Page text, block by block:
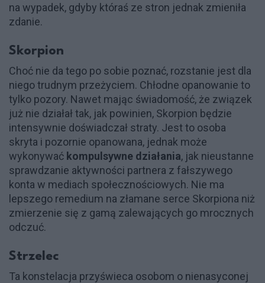
na wypadek, gdyby któraś ze stron jednak zmieniła
zdanie.
Skorpion
Choć nie da tego po sobie poznać, rozstanie jest dla
niego trudnym przeżyciem. Chłodne opanowanie to
tylko pozory. Nawet mając świadomość, że związek
już nie działał tak, jak powinien, Skorpion będzie
intensywnie doświadczał straty. Jest to osoba
skryta i pozornie opanowana, jednak może
wykonywać kompulsywne działania, jak nieustanne
sprawdzanie aktywności partnera z fałszywego
konta w mediach społecznościowych. Nie ma
lepszego remedium na złamane serce Skorpiona niż
zmierzenie się z gamą zalewających go mrocznych
odczuć.
Strzelec
Ta konstelacja przyświeca osobom o nienasyconej